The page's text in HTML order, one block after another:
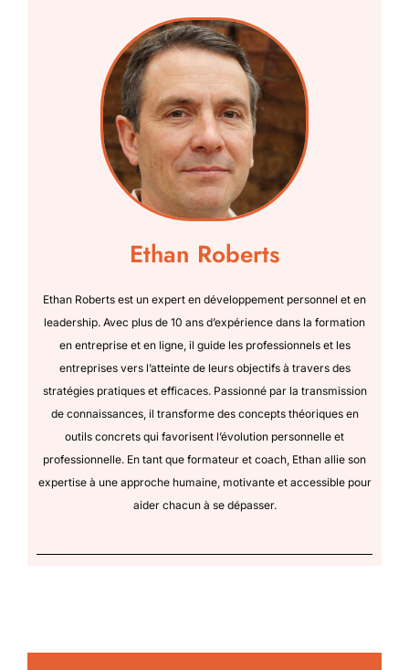
Ethan Roberts
Ethan Roberts est un expert en développement personnel et en
leadership. Avec plus de 10 ans d’expérience dans la formation
en entreprise et en ligne, il guide les professionnels et les
entreprises vers l’atteinte de leurs objectifs à travers des
stratégies pratiques et efficaces. Passionné par la transmission
de connaissances, il transforme des concepts théoriques en
outils concrets qui favorisent l’évolution personnelle et
professionnelle. En tant que formateur et coach, Ethan allie son
expertise à une approche humaine, motivante et accessible pour
aider chacun à se dépasser.